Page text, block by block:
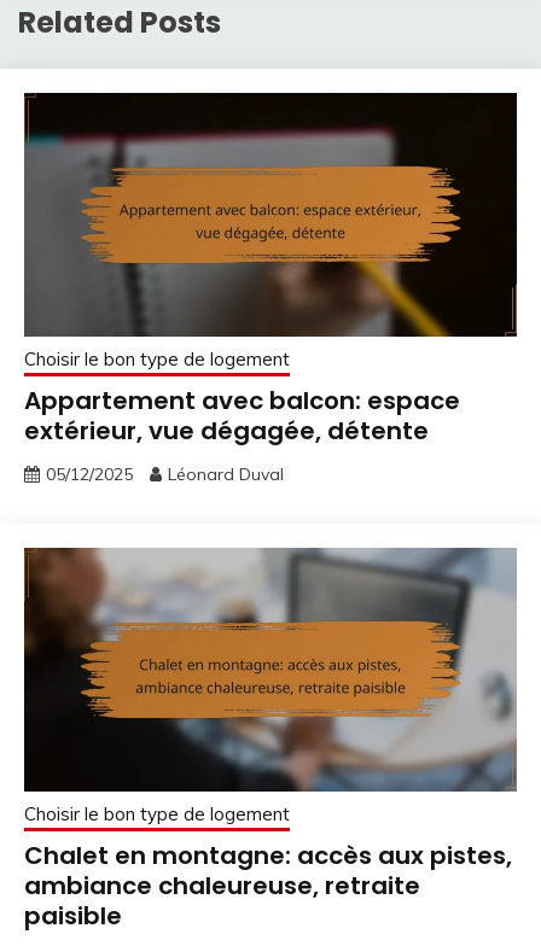
Related Posts
Choisir le bon type de logement
Appartement avec balcon: espace
extérieur, vue dégagée, détente
05/12/2025 Léonard Duval
Choisir le bon type de logement
Chalet en montagne: accès aux pistes,
ambiance chaleureuse, retraite
paisible